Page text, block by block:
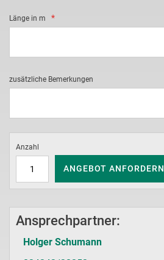
Länge in m
zusätzliche Bemerkungen
Anzahl
ANGEBOT ANFORDERN
Ansprechpartner:
Holger Schumann